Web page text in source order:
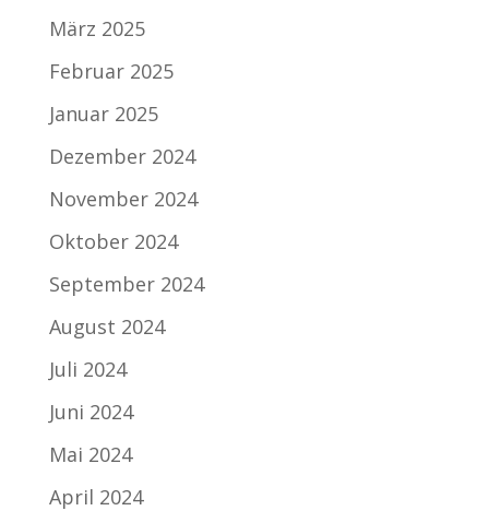
März 2025
Februar 2025
Januar 2025
Dezember 2024
November 2024
Oktober 2024
September 2024
August 2024
Juli 2024
Juni 2024
Mai 2024
April 2024